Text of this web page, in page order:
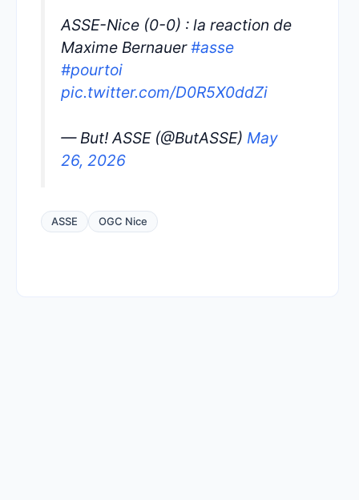
ASSE-Nice (0-0) : la reaction de
Maxime Bernauer#asse
#pourtoi
pic.twitter.com/D0R5X0ddZi
— But! ASSE (@ButASSE) May
26, 2026
ASSE OGC Nice